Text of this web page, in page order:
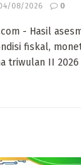
08/2026 0
- Hasil
fiskal,
triwulan II